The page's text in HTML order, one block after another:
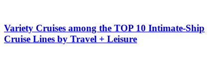
Variety Cruises among the TOP 10 Intimate-Ship
Cruise Lines by Travel + Leisure